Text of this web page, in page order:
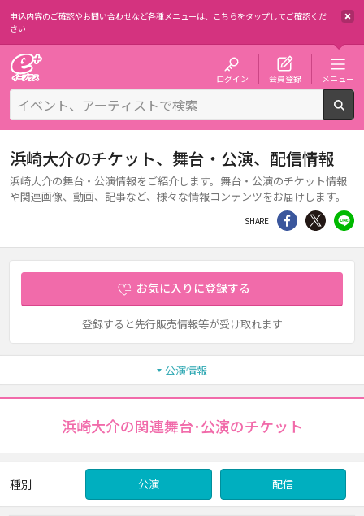
申込内容のご確認やお問い合わせなど各種メニューは、 こちらをタップしてご確認くだ
さい
ログイン 会員登録 メニュー
浜崎大介のチケット、舞台・公演、配信情報
浜崎大介の舞台・公演情報をご紹介します。舞台・公演のチケット情報
や関連画像、動画、記事など、様々な情報コンテンツをお届けします。
SHARE シェア Twitter
お気に入りに登録する
登録すると先行販売情報等が受け取れます
公演情報
浜崎大介の関連舞台･公演のチケット
種別 公演 配信